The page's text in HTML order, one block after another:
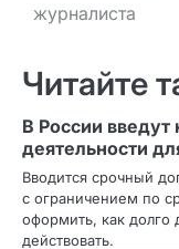
журналиста
Читайте
В России
деятельности
Вводится срочный
с ограничением по
оформить, как долго
действовать.